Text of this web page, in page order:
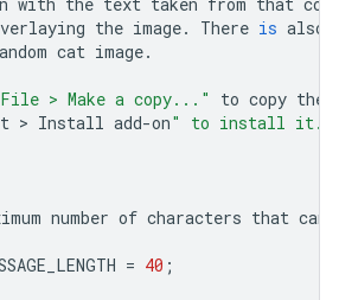
the image. There is also
cat image.
> Make a copy..." to copy the
> Install add-on" to install it.
number of characters that can
= 40 ;